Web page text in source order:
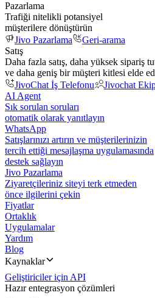
Pazarlama
Trafiği nitelikli potansiyel
müşterilere dönüştürün
Jivo Pazarlama
Geri-arama
Satış
Daha fazla satış, daha yüksek sipariş
ve daha geniş bir müşteri kitlesi elde
JivoChat İş Telefonu
Jivochat
AI Agent
Sık sorulan soruları
otomatik olarak yanıtlayın
WhatsApp
Satışlarınızı artırın ve müşterilerinizin
tercih ettiği mesajlaşma uygulamasında
destek sağlayın
Jivo Pazarlama
Ziyaretçileriniz siteyi terk etmeden
önce ilgilerini çekin
Fiyatlar
Ortaklık
Uygulamalar
Yardım
Blog
Kaynaklar
Geliştiriciler için API
Hazır entegrasyon çözümleri